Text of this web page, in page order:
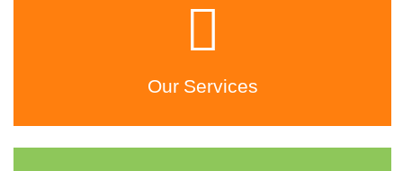
Our Services